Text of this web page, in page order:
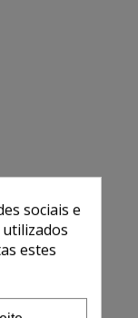
sociais e
utilizados
estes